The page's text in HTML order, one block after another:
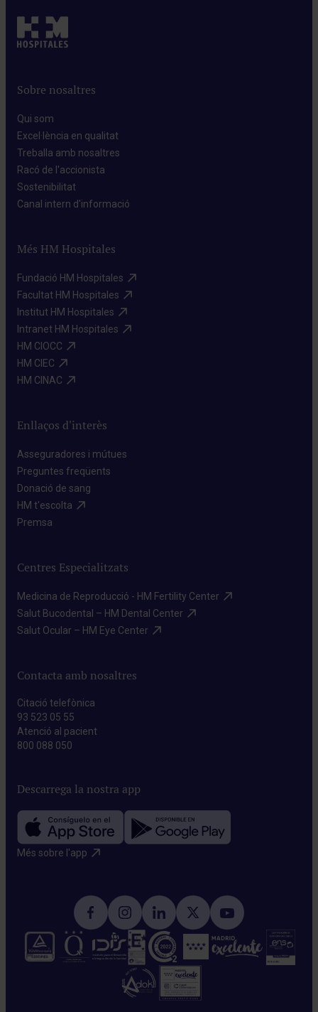
Sobre nosaltres
Qui som​
Excel·lència en qualitat​
Treballa amb nosaltres​
Racó de l'accionista​
Sostenibilitat​
Canal intern d'informació​
Més HM Hospitales
Fundació HM Hospitales​
Facultat HM Hospitales​
Institut HM Hospitales​
Intranet HM Hospitales​
HM CIOCC​
HM CIEC​
HM CINAC​
Enllaços d'interès
Asseguradores i mútues​
Preguntes freqüents​
Donació de sang​
HM t'escolta​
Premsa​
Centres Especialitzats
Medicina de Reproducció - HM Fertility Center​
Salut Bucodental – HM Dental Center​
Salut Ocular – HM Eye Center​
Contacta amb nosaltres
Citació telefònica
93 523 05 55
Atenció al pacient
800 088 050
Descarrega la nostra app
Més sobre l'app​